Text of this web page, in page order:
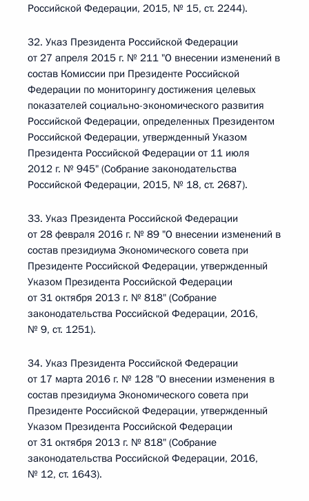
Российской Федерации, 2015, № 15, ст. 2244).
32. Указ Президента Российской Федерации
от 27 апреля 2015 г. № 211 "О внесении изменений в
состав Комиссии при Президенте Российской
Федерации по мониторингу достижения целевых
показателей социально-экономического развития
Российской Федерации, определенных Президентом
Российской Федерации, утвержденный Указом
Президента Российской Федерации от 11 июля
2012 г. № 945" (Собрание законодательства
Российской Федерации, 2015, № 18, ст. 2687).
33. Указ Президента Российской Федерации
от 28 февраля 2016 г. № 89 "О внесении изменений в
состав президиума Экономического совета при
Президенте Российской Федерации, утвержденный
Указом Президента Российской Федерации
от 31 октября 2013 г. № 818" (Собрание
законодательства Российской Федерации, 2016,
№ 9, ст. 1251).
34. Указ Президента Российской Федерации
от 17 марта 2016 г. № 128 "О внесении изменения в
состав президиума Экономического совета при
Президенте Российской Федерации, утвержденный
Указом Президента Российской Федерации
от 31 октября 2013 г. № 818" (Собрание
законодательства Российской Федерации, 2016,
№ 12, ст. 1643).